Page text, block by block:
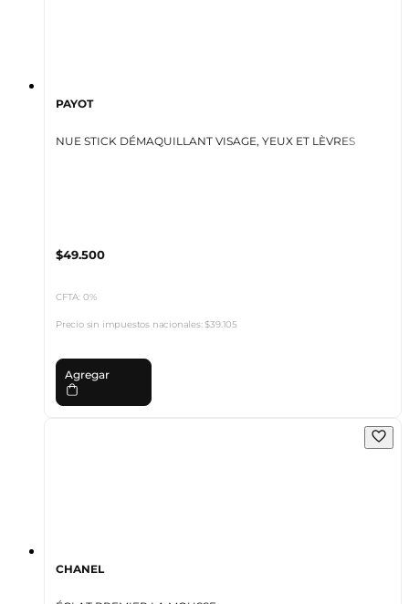
PAYOT
NUE STICK DÉMAQUILLANT VISAGE, YEUX ET LÈVRES
$49.500
CFTA: 0%
Precio sin impuestos nacionales:$39.105
Agregar
CHANEL